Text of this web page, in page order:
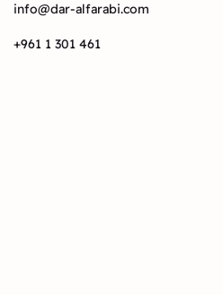
info@dar-alfarabi.com
+961 1 301 461